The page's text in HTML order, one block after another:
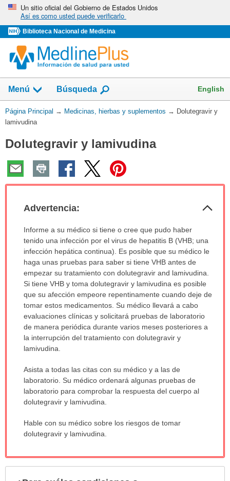
Omita
vaya
al
Contenido
Un sitio oficial del Gobierno de Estados Unidos
Así es como usted puede verificarlo
Biblioteca Nacional de Medicina
Menú
Mostrar
campo
de
Búsqueda English
Usted
está
Página Principal → Medicinas, hierbas y suplementos → Dolutegravir y
lamivudina
Dolutegravir y lamivudina
Advertencia:
Advertencia:
sido
extendido.
Informe a su médico si tiene o cree que pudo haber
tenido una infección por el virus de hepatitis B (VHB; una
infección hepática continua). Es posible que su médico le
haga unas pruebas para saber si tiene VHB antes de
empezar su tratamiento con dolutegravir and lamivudina.
Si tiene VHB y toma dolutegravir y lamivudina es posible
que su afección empeore repentinamente cuando deje de
tomar estos medicamentos. Su médico llevará a cabo
evaluaciones clínicas y solicitará pruebas de laboratorio
de manera periódica durante varios meses posteriores a
la interrupción del tratamiento con dolutegravir y
lamivudina.
Asista a todas las citas con su médico y a las de
laboratorio. Su médico ordenará algunas pruebas de
laboratorio para comprobar la respuesta del cuerpo al
dolutegravir y lamivudina.
Hable con su médico sobre los riesgos de tomar
dolutegravir y lamivudina.